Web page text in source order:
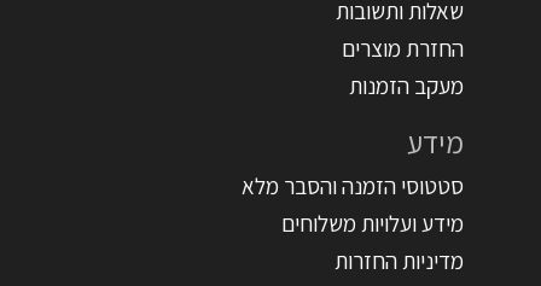
שאלות ותשובות
החזרת מוצרים
מעקב הזמנות
מידע
סטטוסי הזמנה והסבר מלא
מידע ועלויות משלוחים
מדיניות החזרות